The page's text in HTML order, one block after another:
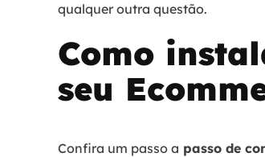
qualquer outra questão.
Como
seu
Confira um passo a passo de